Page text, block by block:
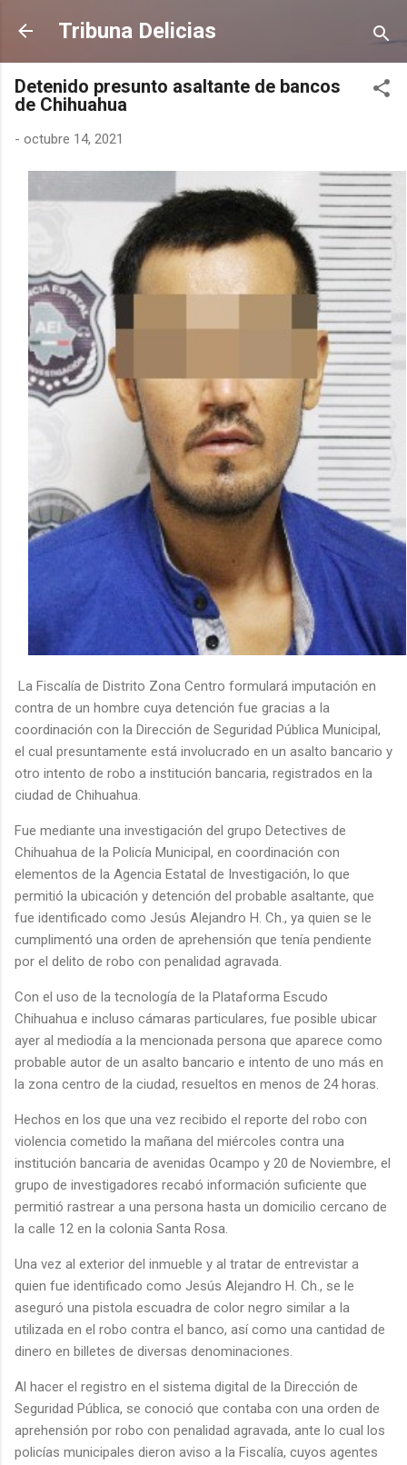
Ir al contenido principal
Tribuna Delicias
Detenido presunto asaltante de bancos
de Chihuahua
- octubre 14, 2021
La Fiscalía de Distrito Zona Centro formulará imputación en
contra de un hombre cuya detención fue gracias a la
coordinación con la Dirección de Seguridad Pública Municipal,
el cual presuntamente está involucrado en un asalto bancario y
otro intento de robo a institución bancaria, registrados en la
ciudad de Chihuahua.
Fue mediante una investigación del grupo Detectives de
Chihuahua de la Policía Municipal, en coordinación con
elementos de la Agencia Estatal de Investigación, lo que
permitió la ubicación y detención del probable asaltante, que
fue identificado como Jesús Alejandro H. Ch., ya quien se le
cumplimentó una orden de aprehensión que tenía pendiente
por el delito de robo con penalidad agravada.
Con el uso de la tecnología de la Plataforma Escudo
Chihuahua e incluso cámaras particulares, fue posible ubicar
ayer al mediodía a la mencionada persona que aparece como
probable autor de un asalto bancario e intento de uno más en
la zona centro de la ciudad, resueltos en menos de 24 horas.
Hechos en los que una vez recibido el reporte del robo con
violencia cometido la mañana del miércoles contra una
institución bancaria de avenidas Ocampo y 20 de Noviembre, el
grupo de investigadores recabó información suficiente que
permitió rastrear a una persona hasta un domicilio cercano de
la calle 12 en la colonia Santa Rosa.
Una vez al exterior del inmueble y al tratar de entrevistar a
quien fue identificado como Jesús Alejandro H. Ch., se le
aseguró una pistola escuadra de color negro similar a la
utilizada en el robo contra el banco, así como una cantidad de
dinero en billetes de diversas denominaciones.
Al hacer el registro en el sistema digital de la Dirección de
Seguridad Pública, se conoció que contaba con una orden de
aprehensión por robo con penalidad agravada, ante lo cual los
policías municipales dieron aviso a la Fiscalía, cuyos agentes